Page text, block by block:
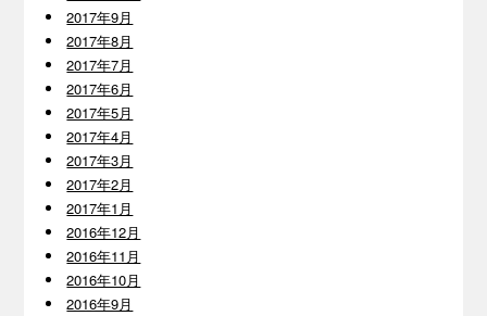
2017年9月
2017年8月
2017年7月
2017年6月
2017年5月
2017年4月
2017年3月
2017年2月
2017年1月
2016年12月
2016年11月
2016年10月
2016年9月